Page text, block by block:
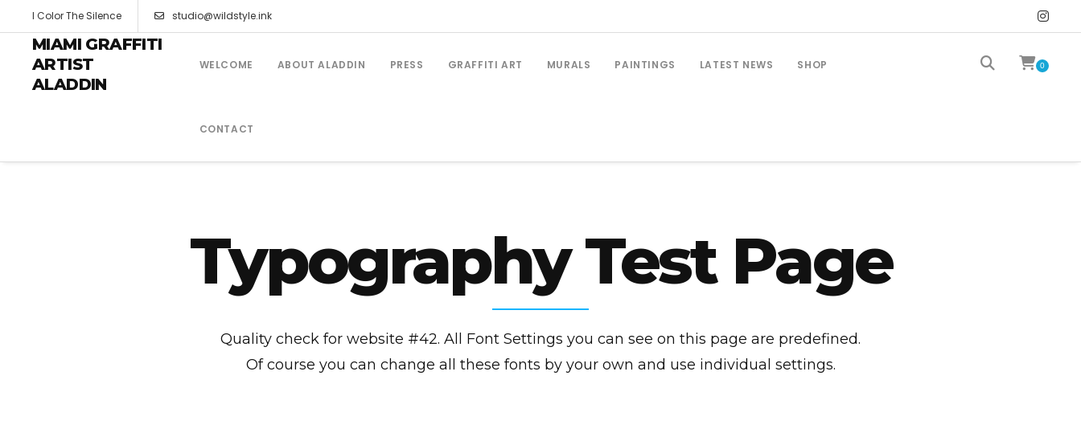
I Color The Silence studio@wildstyle.ink
MIAMI GRAFFITI
ARTIST
ALADDIN
WELCOME ABOUT ALADDIN PRESS GRAFFITI ART MURALS PAINTINGS LATEST NEWS SHOP
CONTACT
0
Typography Test Page
Quality check for website #42. All Font Settings you can see on this page are predefined.
Of course you can change all these fonts by your own and use individual settings.